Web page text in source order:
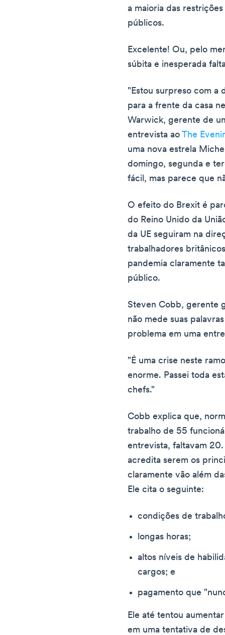
a maioria das
públicos.
Excelente! Ou, pelo
súbita e inesperada
"Estou surpreso com a
para a frente da casa
Warwick, gerente de
entrevista ao The
uma nova estrela
domingo, segunda e
fácil, mas parece que
O efeito do Brexit é
do Reino Unido da
da UE seguiram na
trabalhadores
pandemia claramente
público.
Steven Cobb, gerente
não mede suas
problema em uma
"É uma crise neste
enorme. Passei toda
chefs."
Cobb explica que,
trabalho de 55
entrevista, faltavam
acredita serem os
claramente vão além
Ele cita o seguinte:
condições de
longas horas;
altos níveis de
cargos; e
pagamento que
Ele até tentou
em uma tentativa de